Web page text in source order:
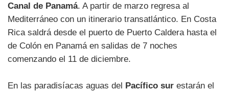
Canal de Panamá. A partir de marzo regresa al
Mediterráneo con un itinerario transatlántico. En Costa
Rica saldrá desde el puerto de Puerto Caldera hasta el
de Colón en Panamá en salidas de 7 noches
comenzando el 11 de diciembre.
En las paradisíacas aguas del Pacífico sur estarán el